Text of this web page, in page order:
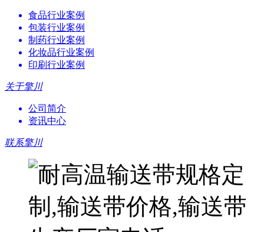
食品行业案例
包装行业案例
制药行业案例
化妆品行业案例
印刷行业案例
关于擎川
公司简介
资讯中心
联系擎川